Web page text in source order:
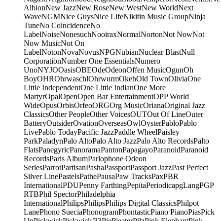
AlbionNew JazzNew RoseNew WestNew WorldNext
WaveNGMNice GuysNice LifeNikitin Music GroupNinja
TuneNo CoincidenceNo
LabelNoiseNonesuchNooiraxNormalNortonNot NowNot
Now MusicNot On
LabelNotonNovaNovusNPGNubianNuclear BlastNull
CorporationNumber One EssentialsNumero
UnoNYJOOasisOBEOdeOdeonOffen MusicOgunOh
BoyOHROhrwaschlOhrwurmOkehOld TownOliviaOne
Little IndependentOne Little IndianOne More
MartyrOpalOpenOpen Bar EntertainmentOPP World
WideOpusOrbisOrfeoORGOrg MusicOrianaOriginal Jazz
ClassicsOther PeopleOther VoicesOUTOut Of LineOuter
BatteryOutsiderOvationOverseasOwlOysterPabloPablo
LivePablo TodayPacific JazzPaddle WheelPaisley
ParkPaladynPalo AltoPalo Alto JazzPalo Alto RecordsPalto
FlatsPanegyricPanoramaPantonPapagayoParanoidParanoid
RecordsParis AlbumParlophone Odeon
SeriesParrotPartisanPashaPassportPassport JazzPast Perfect
Silver LinePastelsPathePausaPaw TracksPaxPBR
InternationalPDUPenny FarthingPepitaPeriodicapgLangPGP
RTBPhil SpectorPhiladelphia
InternationalPhilipsPhilipsPhilips Digital ClassicsPhilpot
LanePhono SueciaPhonogramPhontasticPiano PianoPiasPick